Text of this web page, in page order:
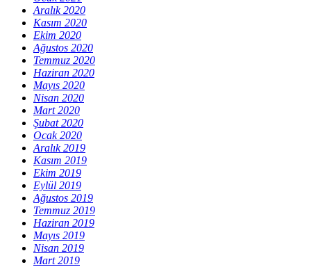
Aralık 2020
Kasım 2020
Ekim 2020
Ağustos 2020
Temmuz 2020
Haziran 2020
Mayıs 2020
Nisan 2020
Mart 2020
Şubat 2020
Ocak 2020
Aralık 2019
Kasım 2019
Ekim 2019
Eylül 2019
Ağustos 2019
Temmuz 2019
Haziran 2019
Mayıs 2019
Nisan 2019
Mart 2019